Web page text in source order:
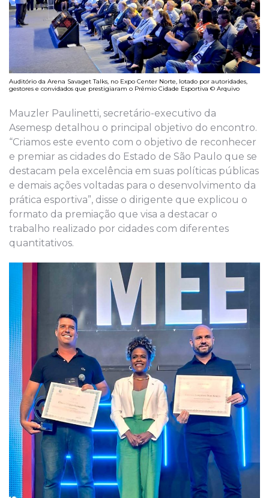
Auditório da Arena Savaget Talks, no Expo Center Norte, lotado por autoridades,
gestores e convidados que prestigiaram o Prêmio Cidade Esportiva © Arquivo
Mauzler Paulinetti, secretário-executivo da
Asemesp detalhou o principal objetivo do encontro.
“Criamos este evento com o objetivo de reconhecer
e premiar as cidades do Estado de São Paulo que se
destacam pela excelência em suas políticas públicas
e demais ações voltadas para o desenvolvimento da
prática esportiva”, disse o dirigente que explicou o
formato da premiação que visa a destacar o
trabalho realizado por cidades com diferentes
quantitativos.